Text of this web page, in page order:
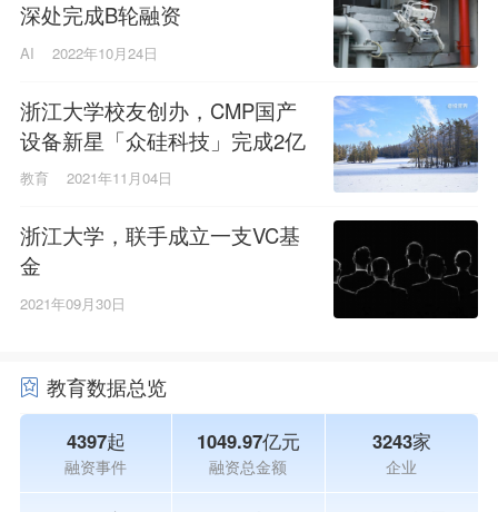
深处完成B轮融资
AI 2022年10月24日
浙江大学校友创办，CMP国产
设备新星「众硅科技」完成2亿
元融资
教育 2021年11月04日
浙江大学，联手成立一支VC基
金
2021年09月30日
教育数据总览
4397起
融资事件
1049.97亿元
融资总金额
3243家
企业